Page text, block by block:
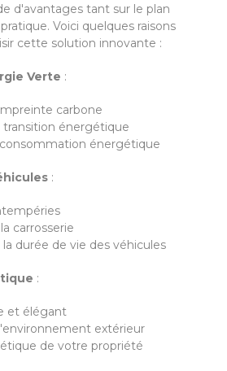
d'avantages tant sur le plan
Voici quelques raisons
cette solution innovante :
Verte :
carbone
transition énergétique
énergétique
:
carrosserie
durée de vie des véhicules
:
et élégant
extérieur
de votre propriété